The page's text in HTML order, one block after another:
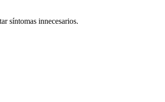
síntomas innecesarios.